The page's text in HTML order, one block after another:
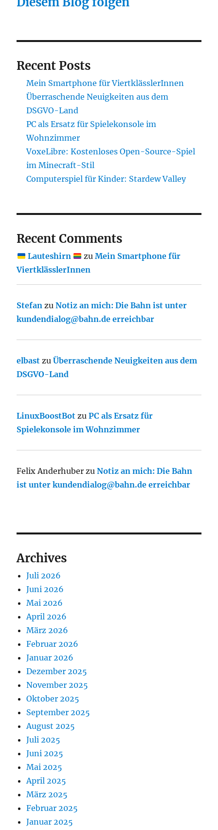
Recent Posts
Mein Smartphone für ViertklässlerInnen
Überraschende Neuigkeiten aus dem
DSGVO-Land
PC als Ersatz für Spielekonsole im
Wohnzimmer
VoxeLibre: Kostenloses Open-Source-Spiel
im Minecraft-Stil
Computerspiel für Kinder: Stardew Valley
Recent Comments
Lauteshirn zu Mein Smartphone für
ViertklässlerInnen
Stefan zuNotiz an mich: Die Bahn ist unter
kundendialog@bahn.de erreichbar
elbast zuÜberraschende Neuigkeiten aus dem
DSGVO-Land
LinuxBoostBot zuPC als Ersatz für
Spielekonsole im Wohnzimmer
Felix Anderhuber zuNotiz an mich: Die Bahn
ist unter kundendialog@bahn.de erreichbar
Archives
Juli 2026
Juni 2026
Mai 2026
April 2026
März 2026
Februar 2026
Januar 2026
Dezember 2025
November 2025
Oktober 2025
September 2025
August 2025
Juli 2025
Juni 2025
Mai 2025
April 2025
März 2025
Februar 2025
Januar 2025